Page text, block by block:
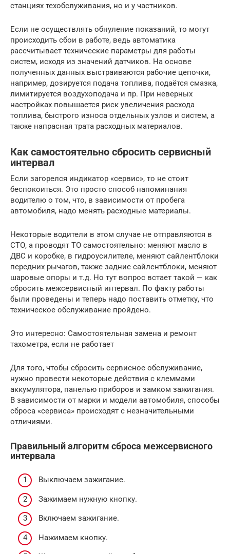
станциях техобслуживания, но и у частников.
Если не осуществлять обнуление показаний, то могут
происходить сбои в работе, ведь автоматика
рассчитывает технические параметры для работы
систем, исходя из значений датчиков. На основе
полученных данных выстраиваются рабочие цепочки,
например, дозируется подача топлива, подаётся смазка,
лимитируется воздухоподача и пр. При неверных
настройках повышается риск увеличения расхода
топлива, быстрого износа отдельных узлов и систем, а
также напрасная трата расходных материалов.
Как самостоятельно сбросить сервисный
интервал
Если загорелся индикатор «сервис», то не стоит
беспокоиться. Это просто способ напоминания
водителю о том, что, в зависимости от пробега
автомобиля, надо менять расходные материалы.
Некоторые водители в этом случае не отправляются в
СТО, а проводят ТО самостоятельно: меняют масло в
ДВС и коробке, в гидроусилителе, меняют сайлентблоки
передних рычагов, также задние сайлентблоки, меняют
шаровые опоры и т.д. Но тут вопрос встает такой — как
сбросить межсервисный интервал. По факту работы
были проведены и теперь надо поставить отметку, что
техническое обслуживание пройдено.
Это интересно: Самостоятельная замена и ремонт
тахометра, если не работает
Для того, чтобы сбросить сервисное обслуживание,
нужно провести некоторые действия с клеммами
аккумулятора, панелью приборов и замком зажигания.
В зависимости от марки и модели автомобиля, способы
сброса «сервиса» происходят с незначительными
отличиями.
Правильный алгоритм сброса межсервисного
интервала
Выключаем зажигание.
Зажимаем нужную кнопку.
Включаем зажигание.
Нажимаем кнопку.